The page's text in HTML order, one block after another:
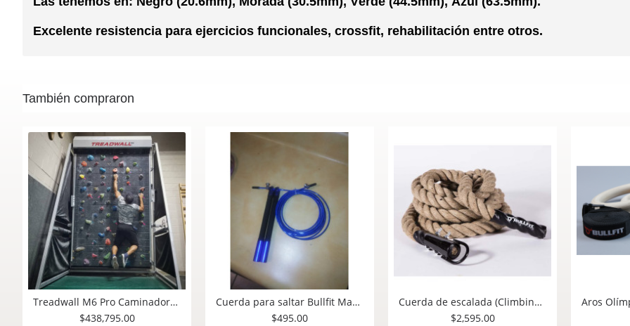
Excelente resistencia para ejercicios funcionales, crossfit, rehabilitación entre otros.
También compraron
Bot Boxer Entrenador Virtual de Combate y Box para Gimnasio o Centro Recreativo
$848,295.00
Treadwall M6 Pro Caminadora Vertical Pared Escalada Roca Brewing Fitness
$438,795.00
Cuerda para saltar Bullfit Mango de Aluminio Forrado
$495.00